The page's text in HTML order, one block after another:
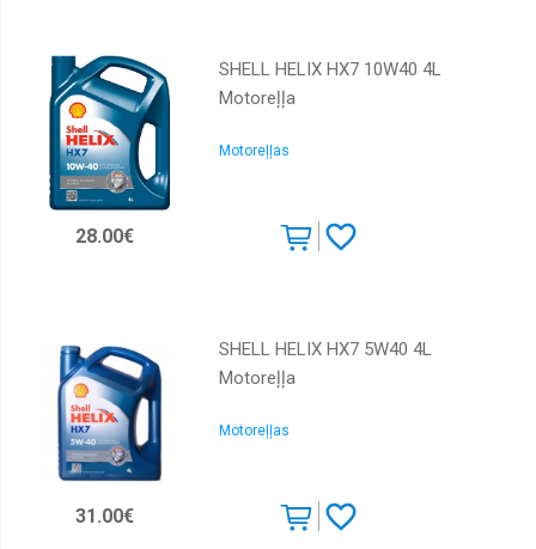
SHELL HELIX HX7 10W40 4L
Motoreļļa
Motoreļļas
28.00€
SHELL HELIX HX7 5W40 4L
Motoreļļa
Motoreļļas
31.00€